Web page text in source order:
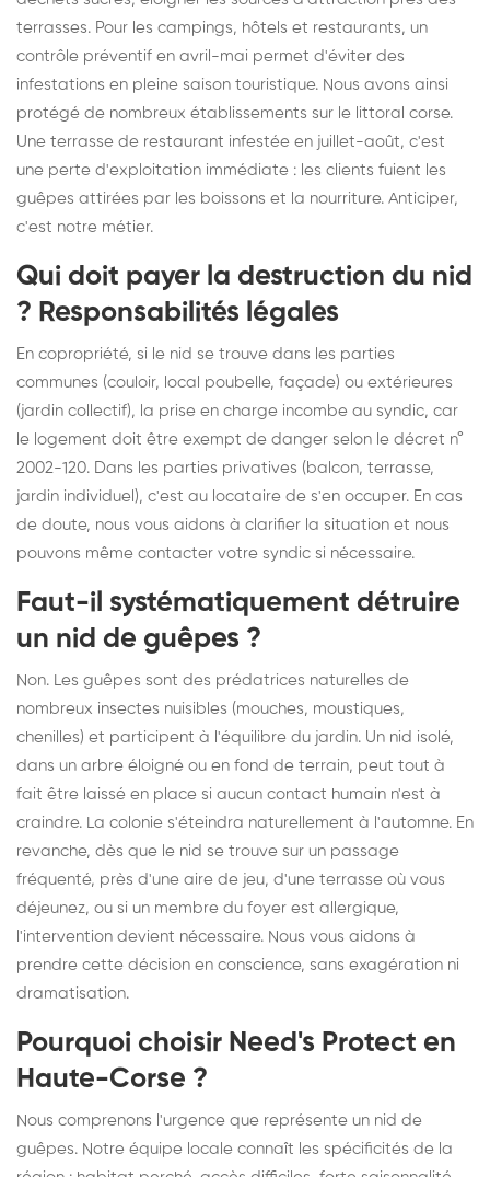
terrasses. Pour les campings, hôtels et restaurants, un
contrôle préventif en avril-mai permet d'éviter des
infestations en pleine saison touristique. Nous avons ainsi
protégé de nombreux établissements sur le littoral corse.
Une terrasse de restaurant infestée en juillet-août, c'est
une perte d'exploitation immédiate : les clients fuient les
guêpes attirées par les boissons et la nourriture. Anticiper,
c'est notre métier.
Qui doit payer la destruction du nid
? Responsabilités légales
En copropriété, si le nid se trouve dans les parties
communes (couloir, local poubelle, façade) ou extérieures
(jardin collectif), la prise en charge incombe au syndic, car
le logement doit être exempt de danger selon le décret n°
2002-120. Dans les parties privatives (balcon, terrasse,
jardin individuel), c'est au locataire de s'en occuper. En cas
de doute, nous vous aidons à clarifier la situation et nous
pouvons même contacter votre syndic si nécessaire.
Faut-il systématiquement détruire
un nid de guêpes ?
Non. Les guêpes sont des prédatrices naturelles de
nombreux insectes nuisibles (mouches, moustiques,
chenilles) et participent à l'équilibre du jardin. Un nid isolé,
dans un arbre éloigné ou en fond de terrain, peut tout à
fait être laissé en place si aucun contact humain n'est à
craindre. La colonie s'éteindra naturellement à l'automne. En
revanche, dès que le nid se trouve sur un passage
fréquenté, près d'une aire de jeu, d'une terrasse où vous
déjeunez, ou si un membre du foyer est allergique,
l'intervention devient nécessaire. Nous vous aidons à
prendre cette décision en conscience, sans exagération ni
dramatisation.
Pourquoi choisir Need's Protect en
Haute-Corse ?
Nous comprenons l'urgence que représente un nid de
guêpes. Notre équipe locale connaît les spécificités de la